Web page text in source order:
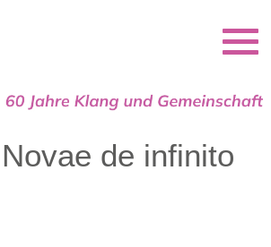
de infinito